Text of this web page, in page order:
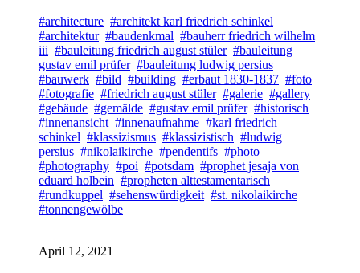
#architecture #architekt karl friedrich schinkel
#architektur #baudenkmal #bauherr friedrich wilhelm
iii #bauleitung friedrich august stüler #bauleitung
gustav emil prüfer #bauleitung ludwig persius
#bauwerk #bild #building #erbaut 1830-1837 #foto
#fotografie #friedrich august stüler #galerie #gallery
#gebäude #gemälde #gustav emil prüfer #historisch
#innenansicht #innenaufnahme #karl friedrich
schinkel #klassizismus #klassizistisch #ludwig
persius #nikolaikirche #pendentifs #photo
#photography #poi #potsdam #prophet jesaja von
eduard holbein #propheten alttestamentarisch
#rundkuppel #sehenswürdigkeit #st. nikolaikirche
#tonnengewölbe
April 12, 2021